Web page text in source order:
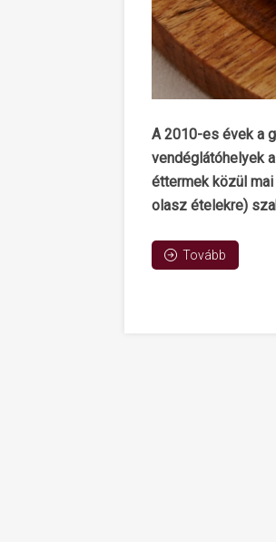
A 2010-es évek a
vendéglátóhelyek
éttermek közül
olasz ételekre)
Tovább